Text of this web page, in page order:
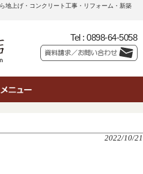
地上げ・コンクリート工事・リフォーム・新築
Tel : 0898-64-5058
2022/10/21